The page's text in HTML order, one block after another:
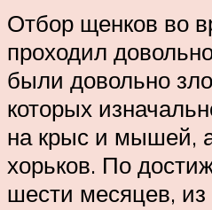
Отбор щенков во
проходил
были довольно
которых
на крыс и мышей,
хорьков. По
шести месяцев,